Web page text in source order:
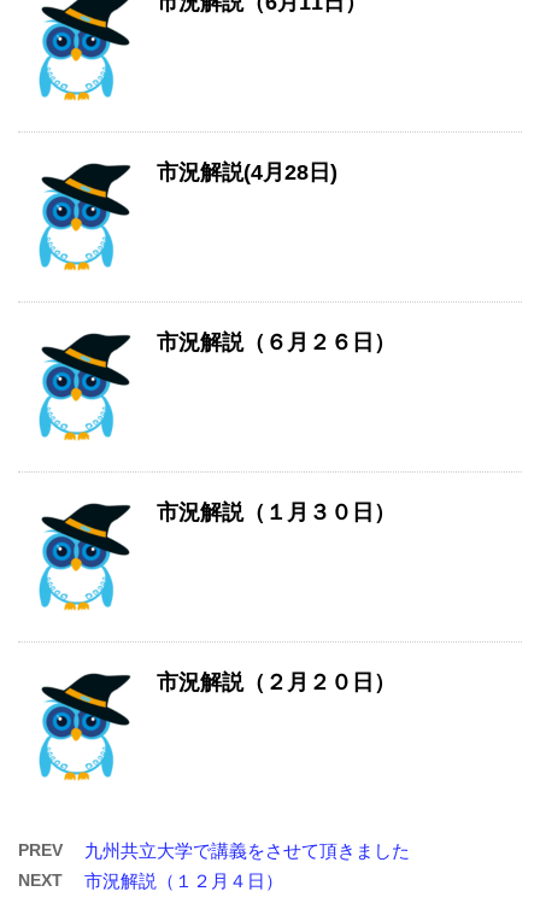
市況解説(4月28日)
市況解説（６月２６日）
市況解説（１月３０日）
市況解説（２月２０日）
PREV 九州共立大学で講義をさせて頂きました
NEXT 市況解説（１２月４日）